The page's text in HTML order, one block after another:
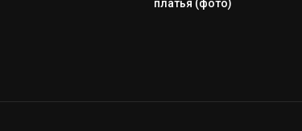
платья (фото)